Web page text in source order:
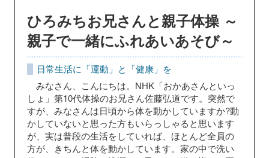
ひろみちお兄さんと親子体操 ～
親子で一緒にふれあいあそび～
日常生活に「運動」と「健康」を
みなさん、こんにちは。NHK「おかあさんといっ
しょ」第10代体操のお兄さん佐藤弘道です。突然で
すが、みなさんは日頃から体を動かしていますか?動
かしていないと思った方もいらっしゃると思います
が、実は普段の生活をしていれば、ほとんど全員の
方が、きちんと体を動かしています。家の中で洗い